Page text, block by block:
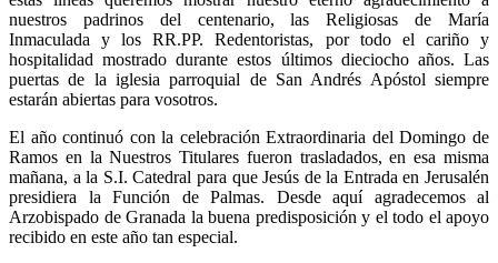
nuestros padrinos del centenario, las Religiosas de María
Inmaculada y los RR.PP. Redentoristas, por todo el cariño y
hospitalidad mostrado durante estos últimos dieciocho años. Las
puertas de la iglesia parroquial de San Andrés Apóstol siempre
estarán abiertas para vosotros.
El año continuó con la celebración Extraordinaria del Domingo de
Ramos en la Nuestros Titulares fueron trasladados, en esa misma
mañana, a la S.I. Catedral para que Jesús de la Entrada en Jerusalén
presidiera la Función de Palmas. Desde aquí agradecemos al
Arzobispado de Granada la buena predisposición y el todo el apoyo
recibido en este año tan especial.